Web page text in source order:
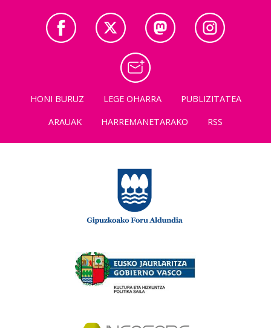
HONI BURUZ LEGE OHARRA
PUBLIZITATEA
ARAUAK
HARREMANETARAKO RSS